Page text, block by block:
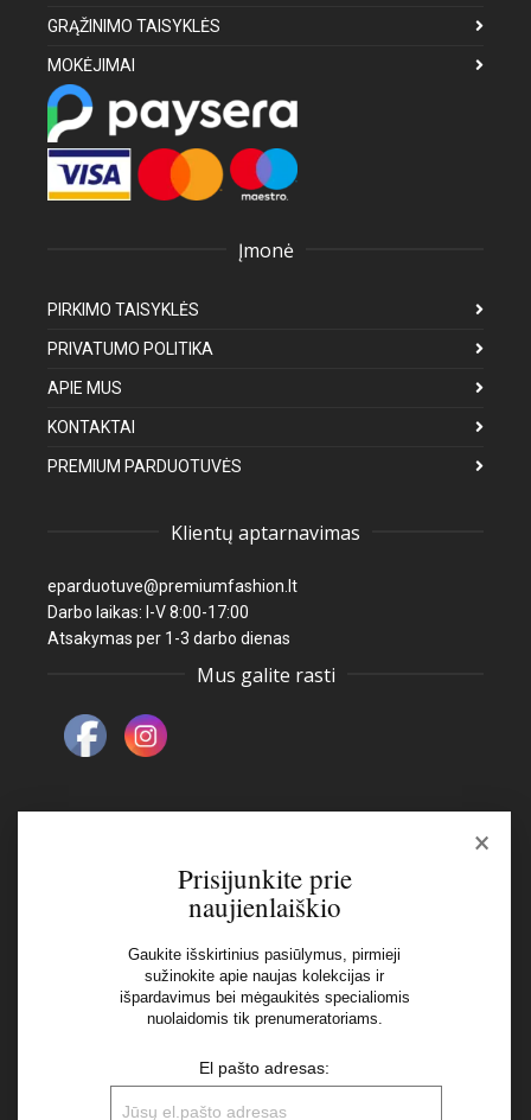
GRĄŽINIMO TAISYKLĖS
MOKĖJIMAI
Įmonė
PIRKIMO TAISYKLĖS
PRIVATUMO POLITIKA
APIE MUS
KONTAKTAI
PREMIUM PARDUOTUVĖS
Klientų aptarnavimas
eparduotuve@premiumfashion.lt
Darbo laikas: I-V 8:00-17:00
Atsakymas per 1-3 darbo dienas
Mus galite rasti
Naujienlaiškis
Aš perskaičiau ir sutinku su Privatumo Politikos
×
Prisijunkite prie
naujienlaiškio
Gaukite išskirtinius pasiūlymus, pirmieji
sužinokite apie naujas kolekcijas ir
išpardavimus bei mėgaukitės specialiomis
nuolaidomis tik prenumeratoriams.
El pašto adresas: